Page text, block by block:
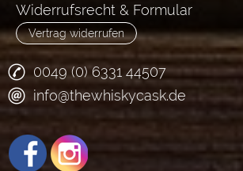
Widerrufsrecht & Formular
Vertrag widerrufen
0049 (0) 6331 44507
info@thewhiskycask.de